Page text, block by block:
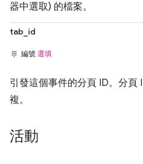
器中選取) 的檔案。
tab_id
編號 選填
引發這個事件的分頁 ID。分頁
複。
活動